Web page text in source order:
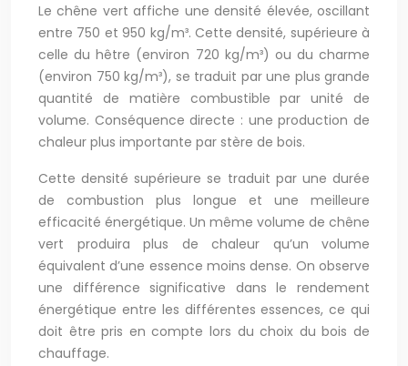
Le chêne vert affiche une densité élevée, oscillant
entre 750 et 950 kg/m³. Cette densité, supérieure à
celle du hêtre (environ 720 kg/m³) ou du charme
(environ 750 kg/m³), se traduit par une plus grande
quantité de matière combustible par unité de
volume. Conséquence directe : une production de
chaleur plus importante par stère de bois.
Cette densité supérieure se traduit par une durée
de combustion plus longue et une meilleure
efficacité énergétique. Un même volume de chêne
vert produira plus de chaleur qu’un volume
équivalent d’une essence moins dense. On observe
une différence significative dans le rendement
énergétique entre les différentes essences, ce qui
doit être pris en compte lors du choix du bois de
chauffage.